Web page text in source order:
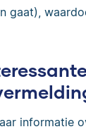
gaat),
informatie